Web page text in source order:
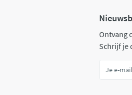
Ontvang
Schrijf je